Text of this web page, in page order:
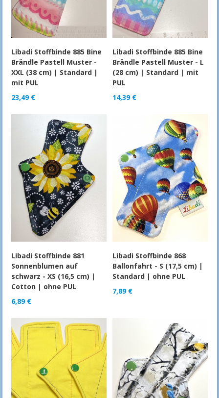
Libadi Stoffbinde 885 Bine
Brändle Pastell Muster -
XXL (38 cm) | Standard |
mit PUL
23,49 €
Libadi Stoffbinde 885 Bine
Brändle Pastell Muster - L
(28 cm) | Standard | mit
PUL
14,39 €
Libadi Stoffbinde 881
Sonnenblumen auf
schwarz - XS (16,5 cm) |
Cotton | ohne PUL
6,89 €
Libadi Stoffbinde 868
Ballonfahrt - S (17,5 cm) |
Standard | ohne PUL
7,89 €